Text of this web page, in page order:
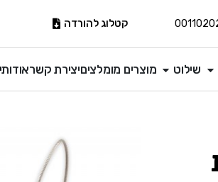
קטלוג להורדה
שילוט מוצרים מומלציםיצירת קשר